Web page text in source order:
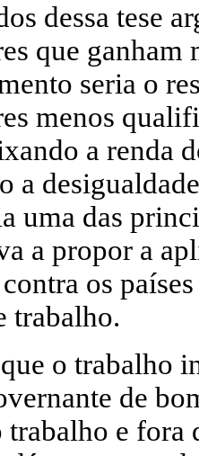
dessa tese
que ganham
seria o
menos
a renda
a
uma das
a propor a
os
trabalho.
o trabalho
de
trabalho e fora